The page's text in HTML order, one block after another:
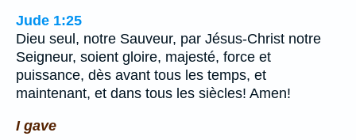
Jude 1:25
Dieu seul, notre Sauveur, par Jésus-Christ notre
Seigneur, soient gloire, majesté, force et
puissance, dès avant tous les temps, et
maintenant, et dans tous les siècles! Amen!
I gave